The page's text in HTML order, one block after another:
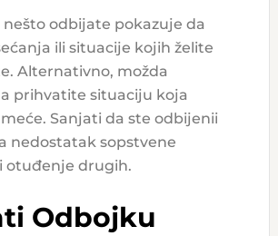
nešto odbijate pokazuje da
ili situacije kojih želite
Alternativno, možda
prihvatite situaciju koja
Sanjati da ste odbijenii
nedostatak sopstvene
otuđenje drugih.
Odbojku